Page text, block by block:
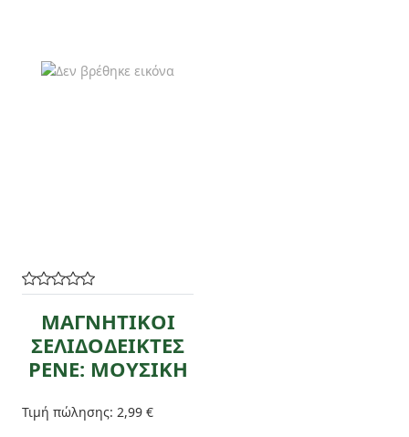
ΜΑΓΝΗΤΙΚΟΙ
ΣΕΛΙΔΟΔΕΙΚΤΕΣ
ΡΕΝΕ: ΜΟΥΣΙΚΗ
Τιμή πώλησης: 2,99 €